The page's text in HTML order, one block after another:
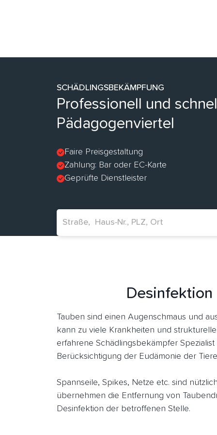
SCHÄDLINGSBEKÄMPFUNG
Professionell und
Pädagogenviertel
Faire Preisgestaltung
Zahlung: Bar oder EC-Karte
Geprüfte Dienstleister
Desinfektion
Tauben sind einen Augenschmaus und
kann zu viele Krankheiten und
erfahrene Schädlingsbekämpfer
Berücksichtigung der Eudämonie der
Spannseile, Spikes, Netze etc. sind
übernehmen die Entfernung von
Desinfektion der betroffenen Stelle.